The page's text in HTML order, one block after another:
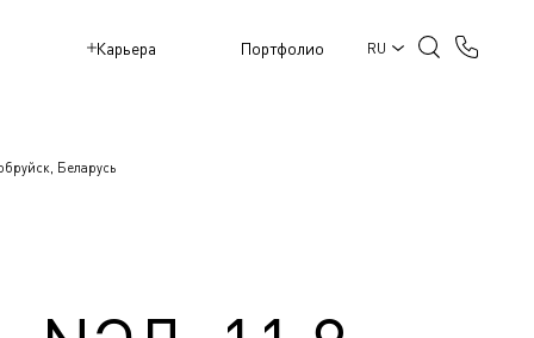
Карьера Портфолио RU
Беларусь